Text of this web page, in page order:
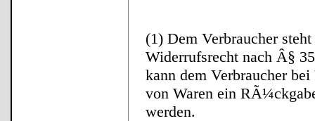
(1) Dem Verbraucher
Widerrufsrecht nach Â§
kann dem Verbraucher
von Waren ein
werden.